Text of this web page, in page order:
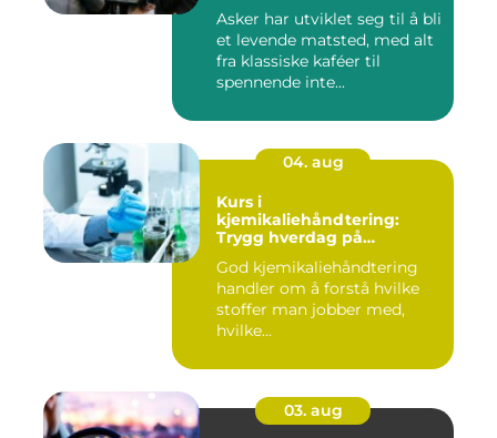
Asker har utviklet seg til å bli
et levende matsted, med alt
fra klassiske kaféer til
spennende inte...
04. aug
Kurs i
kjemikaliehåndtering:
Trygg hverdag på
God kjemikaliehåndtering
handler om å forstå hvilke
stoffer man jobber med,
hvilke...
03. aug